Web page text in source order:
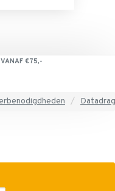
VANAF €75,-